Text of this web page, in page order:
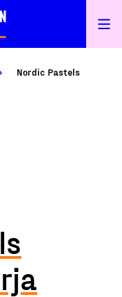
Nordic Pastels